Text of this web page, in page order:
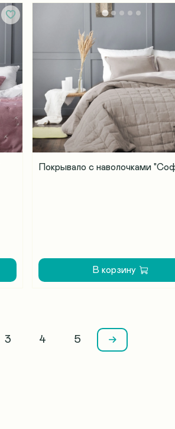
Покрывало с наволочками
В корзину
3 4 5